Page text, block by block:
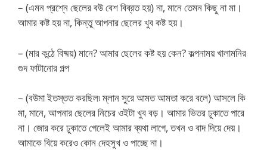
– (এমন প্রশ্নে ছেলের বউ বেশ বিব্রত হয়) না, মানে তেমন কিছু না মা।
আমার কষ্ট হয় না, কিন্তু আপনার ছেলের খুব কষ্ট হয়।
– (মার কন্ঠে বিষ্ময়) মানে? আমার ছেলের কষ্ট হয় কেন? কল্পনাময় খালামনির
গুদ ফাটানোর গল্প
– (বউমা ইতস্তত করছিল৷ ম্লান সুরে আমত আমতা করে বলে) আসলে কি
মা, মানে, আপনার ছেলের নিচের ওইটা খুব বড়। আমার ভিতর ঢুকাতে পারে
না। জোর করে ঢুকাতে গেলেই আমার ব্যথা লাগে, তখন ও বাদ দিয়ে দেয়।
আমাকে বিয়ে করেও কোন দেহসুখ ও পাচ্ছে না।